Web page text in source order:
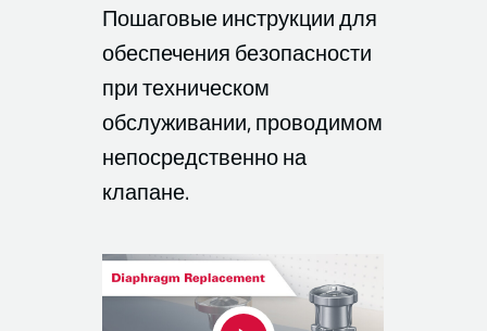
Пошаговые инструкции для
обеспечения безопасности
при техническом
обслуживании, проводимом
непосредственно на
клапане.